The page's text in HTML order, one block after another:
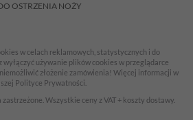
OSTRZENIA NOŻY
w celach reklamowych, statystycznych i do
wyłączyć używanie plików cookies w przeglądarce
złożenie zamówienia! Więcej informacji w
Polityce Prywatności.
Wszystkie ceny z VAT + koszty dostawy.